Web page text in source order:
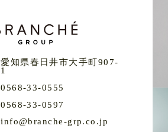
愛知県春日井市大手町907-
1
0568-33-0555
0568-33-0597
info@branche-grp.co.jp